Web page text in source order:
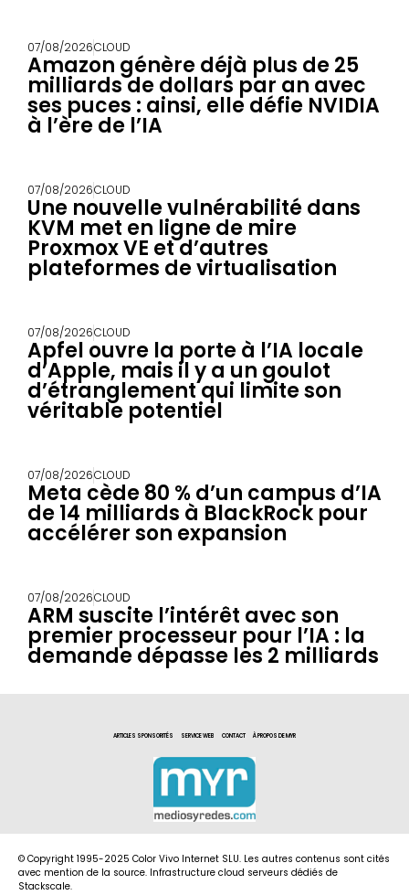
07/08/2026CLOUD
Amazon génère déjà plus de 25
milliards de dollars par an avec
ses puces : ainsi, elle défie NVIDIA
à l’ère de l’IA
07/08/2026CLOUD
Une nouvelle vulnérabilité dans
KVM met en ligne de mire
Proxmox VE et d’autres
plateformes de virtualisation
07/08/2026CLOUD
Apfel ouvre la porte à l’IA locale
d’Apple, mais il y a un goulot
d’étranglement qui limite son
véritable potentiel
07/08/2026CLOUD
Meta cède 80 % d’un campus d’IA
de 14 milliards à BlackRock pour
accélérer son expansion
07/08/2026CLOUD
ARM suscite l’intérêt avec son
premier processeur pour l’IA : la
demande dépasse les 2 milliards
ARTICLES SPONSORITÉS SERVICE WEB CONTACT À PROPOS DE MYR
© Copyright 1995-2025 Color Vivo Internet SLU. Les autres contenus sont cités
avec mention de la source. Infrastructure cloud serveurs dédiés de
Stackscale.